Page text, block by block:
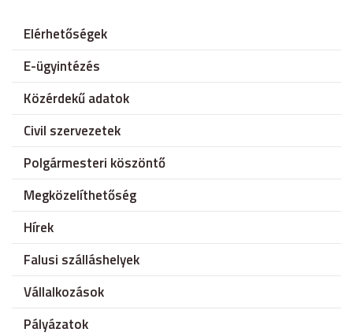
Elérhetőségek
E-ügyintézés
Közérdekű adatok
Civil szervezetek
Polgármesteri köszöntő
Megközelíthetőség
Hírek
Falusi szálláshelyek
Vállalkozások
Pályázatok